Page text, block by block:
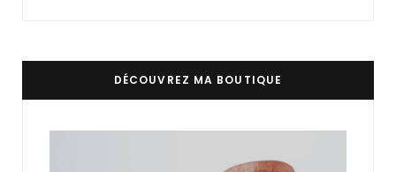
DÉCOUVREZ MA BOUTIQUE